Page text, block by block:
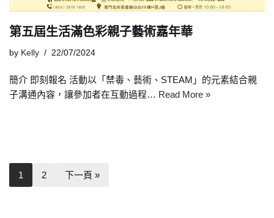
第五屆生活滿色彩親子藝術嘉年華
by Kelly 22/07/2024
簡介 即刻報名 活動以「禁毒、藝術、STEAM」的元素結合親
子溝通內容，讓參加者在互動過程… Read More »
1 2 下一頁 »